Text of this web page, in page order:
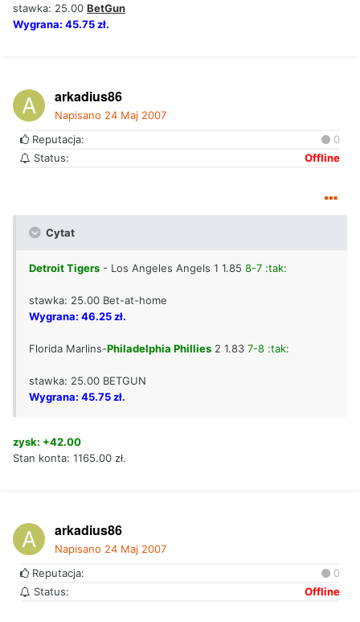
stawka: 25.00 BetGun
Wygrana: 45.75 zł.
arkadius86
Napisano 24 Maj 2007
Reputacja:
0
Status:
Offline
Cytat
Detroit Tigers - Los Angeles Angels 1 1.85 8-7 :tak:
stawka: 25.00 Bet-at-home
Wygrana: 46.25 zł.
Florida Marlins-Philadelphia Phillies 2 1.83 7-8 :tak:
stawka: 25.00 BETGUN
Wygrana: 45.75 zł.
zysk: +42.00
Stan konta: 1165.00 zł.
arkadius86
Napisano 24 Maj 2007
Reputacja:
0
Status:
Offline